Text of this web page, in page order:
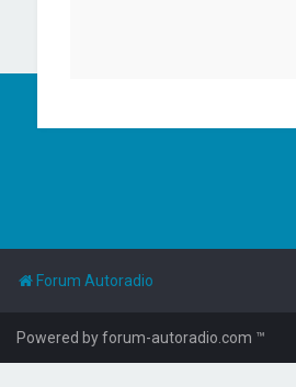
Forum Autoradio
Powered by forum-autoradio.com ™